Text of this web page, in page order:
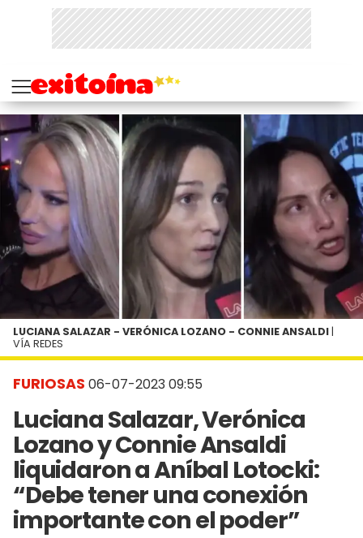
FURIOSAS 06-07-2023 09:55
Luciana Salazar, Verónica
Lozano y Connie Ansaldi
liquidaron a Aníbal Lotocki:
“Debe tener una conexión
importante con el poder”
LUCIANA SALAZAR - VERÓNICA LOZANO - CONNIE ANSALDI |
VÍA REDES